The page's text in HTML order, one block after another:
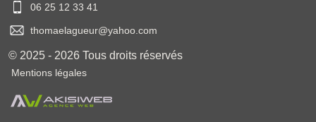
06 25 12 33 41
thomaelagueur@yahoo.com
© 2025 - 2026 Tous droits réservés
Mentions légales